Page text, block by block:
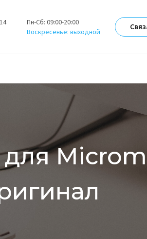
Пн-Сб: 09:00-20:00
Воскресенье: выходной